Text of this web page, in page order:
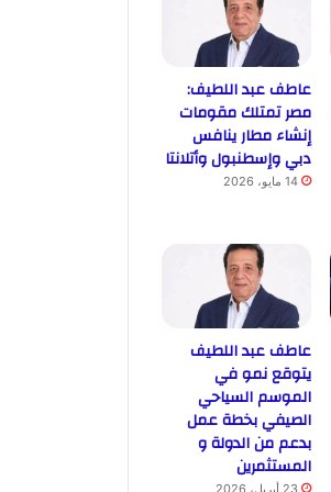
عاطف عبد اللطيف:
مصر تمتلك مقومات
إنشاء مطار ينافس
دبي وإسطنبول وأتلانتا
14 مايو، 2026
عاطف عبد اللطيف
يتوقع نمو في
الموسم السياحي
الصيفي بخطة عمل
بدعم من الدولة و
المستثمرين
23 أبريل، 2026